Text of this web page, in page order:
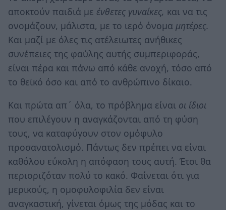
αποκτούν παιδιά με ένθετες γυναίκες, και να τις
ονομάζουν, μάλιστα, με το ιερό όνομα μητέρες.
Και μαζί με όλες τις ατέλειωτες ανήθικες
συνέπειες της φαύλης αυτής συμπεριφοράς,
είναι πέρα και πάνω από κάθε ανοχή, τόσο από
το θεϊκό όσο και από το ανθρώπινο δίκαιο.
Και πρώτα απ΄ όλα, το πρόβλημα είναι οι ίδιοι
που επιλέγουν η αναγκάζονται από τη φύση
τους, να καταφύγουν στον ομόφυλο
προσανατολισμό. Πάντως δεν πρέπει να είναι
καθόλου εύκολη η απόφαση τους αυτή. Έτσι θα
περιοριζόταν πολύ το κακό. Φαίνεται ότι για
μερικούς, η ομοφυλοφιλία δεν είναι
αναγκαστική, γίνεται όμως της μόδας και το